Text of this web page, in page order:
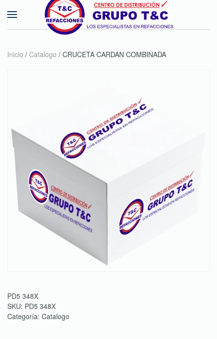
Skip to main content
Inicio / Catalogo / CRUCETA CARDAN COMBINADA
PD5 348X
SKU: PD5 348X
Categoría: Catalogo